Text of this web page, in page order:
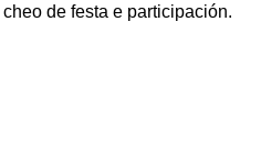
cheo de festa e participación.